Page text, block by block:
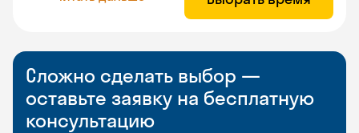
Сложно сделать выбор —
оставьте заявку на бесплатную
консультацию